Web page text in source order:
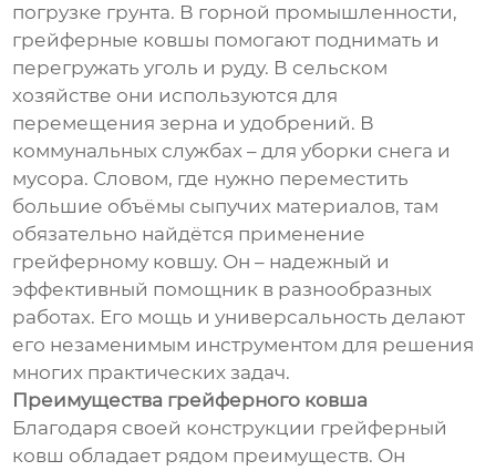
погрузке грунта. В горной промышленности,
грейферные ковшы помогают поднимать и
перегружать уголь и руду. В сельском
хозяйстве они используются для
перемещения зерна и удобрений. В
коммунальных службах – для уборки снега и
мусора. Словом, где нужно переместить
большие объёмы сыпучих материалов, там
обязательно найдётся применение
грейферному ковшу. Он – надежный и
эффективный помощник в разнообразных
работах. Его мощь и универсальность делают
его незаменимым инструментом для решения
многих практических задач.
Преимущества грейферного ковша
Благодаря своей конструкции грейферный
ковш обладает рядом преимуществ. Он